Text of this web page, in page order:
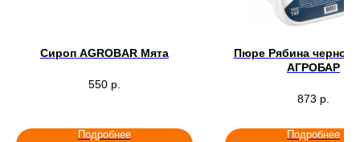
Сироп AGROBAR Мята
550 р.
Подробнее
Пюре Рябина
АГРОБАР
873 р.
Подробнее